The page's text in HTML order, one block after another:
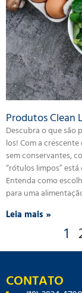
Produtos Clean
Descubra o que são
los! Com a
sem conservantes,
“rótulos limpos”
Entenda como
para uma
Leia mais »
1
CONTATO